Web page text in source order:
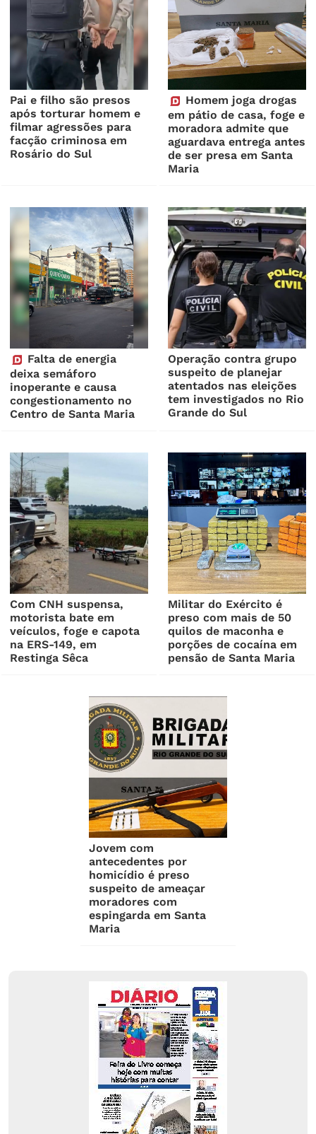
Pai e filho são presos
após torturar homem e
filmar agressões para
facção criminosa em
Rosário do Sul
Homem joga drogas
em pátio de casa, foge e
moradora admite que
aguardava entrega antes
de ser presa em Santa
Maria
Falta de energia
deixa semáforo
inoperante e causa
congestionamento no
Centro de Santa Maria
Operação contra grupo
suspeito de planejar
atentados nas eleições
tem investigados no Rio
Grande do Sul
Com CNH suspensa,
motorista bate em
veículos, foge e capota
na ERS-149, em
Restinga Sêca
Militar do Exército é
preso com mais de 50
quilos de maconha e
porções de cocaína em
pensão de Santa Maria
Jovem com
antecedentes por
homicídio é preso
suspeito de ameaçar
moradores com
espingarda em Santa
Maria